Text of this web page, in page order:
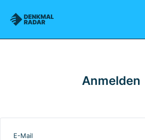
Denkmalradar
Anmelden
E-Mail